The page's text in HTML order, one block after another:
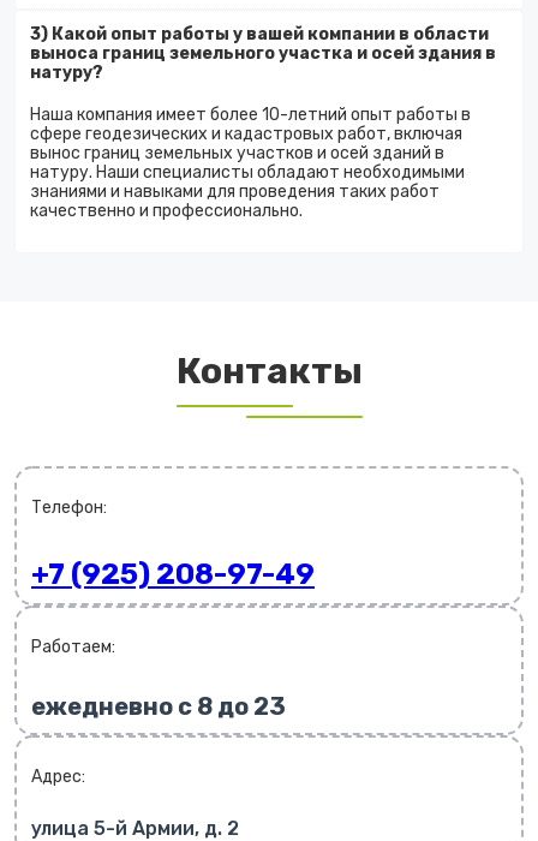
3) Какой опыт работы у вашей компании в области
выноса границ земельного участка и осей здания в
натуру?
Наша компания имеет более 10-летний опыт работы в
сфере геодезических и кадастровых работ, включая
вынос границ земельных участков и осей зданий в
натуру. Наши специалисты обладают необходимыми
знаниями и навыками для проведения таких работ
качественно и профессионально.
Контакты
Телефон:
+7 (925) 208-97-49
Работаем:
ежедневно с 8 до 23
Адрес:
улица 5-й Армии, д. 2